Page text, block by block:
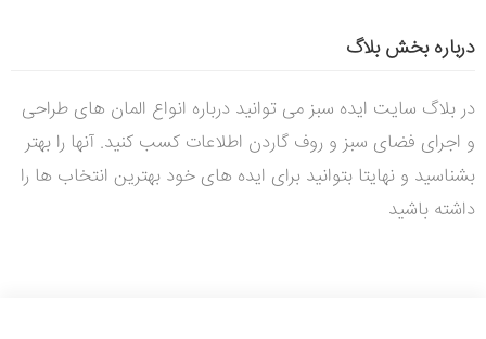
درباره بخش بلاگ
در بلاگ سایت ایده سبز می توانید درباره انواع المان های طراحی
و اجرای فضای سبز و روف گاردن اطلاعات کسب کنید. آنها را بهتر
بشناسید و نهایتا بتوانید برای ایده های خود بهترین انتخاب ها را
داشته باشید